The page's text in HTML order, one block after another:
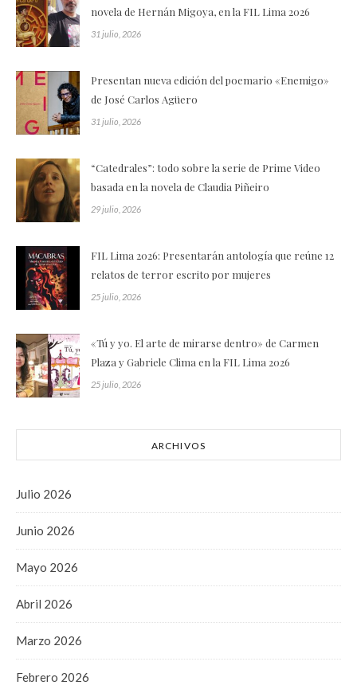
novela de Hernán Migoya, en la FIL Lima 2026
31 julio, 2026
Presentan nueva edición del poemario «Enemigo»
de José Carlos Agüero
31 julio, 2026
“Catedrales”: todo sobre la serie de Prime Video
basada en la novela de Claudia Piñeiro
29 julio, 2026
FIL Lima 2026: Presentarán antología que reúne 12
relatos de terror escrito por mujeres
25 julio, 2026
«Tú y yo. El arte de mirarse dentro» de Carmen
Plaza y Gabriele Clima en la FIL Lima 2026
25 julio, 2026
ARCHIVOS
Julio 2026
Junio 2026
Mayo 2026
Abril 2026
Marzo 2026
Febrero 2026